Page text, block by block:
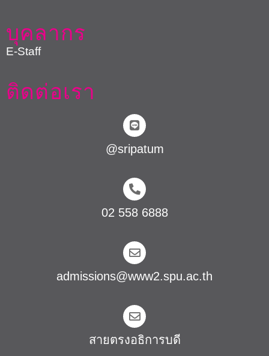
บุคลากร
E-Staff
ติดต่อเรา
@sripatum
02 558 6888
admissions@www2.spu.ac.th
สายตรงอธิการบดี​